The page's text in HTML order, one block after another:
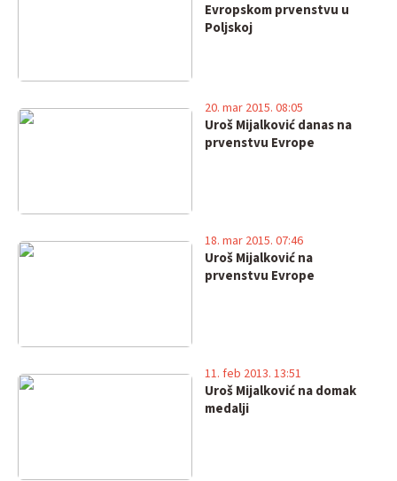
Evropskom prvenstvu u
Poljskoj
Uroš Mijalković danas na
prvenstvu Evrope
20. mar 2015. 08:05
Uroš Mijalković na
prvenstvu Evrope
18. mar 2015. 07:46
Uroš Mijalković na domak
medalji
11. feb 2013. 13:51